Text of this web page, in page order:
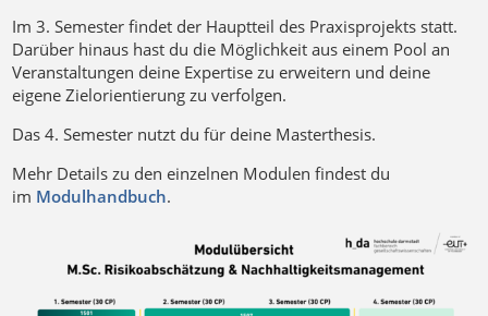
Im 3. Semester findet der Hauptteil des Praxisprojekts statt.
Darüber hinaus hast du die Möglichkeit aus einem Pool an
Veranstaltungen deine Expertise zu erweitern und deine
eigene Zielorientierung zu verfolgen.
Das 4. Semester nutzt du für deine Masterthesis.
Mehr Details zu den einzelnen Modulen findest du
im Modulhandbuch.